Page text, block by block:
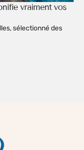
vraiment vos
sélectionné des